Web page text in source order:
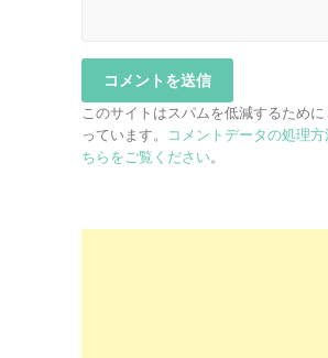
このサイトはスパムを低減するために
っています。
コメントデータの処理
ちらをご覧ください。